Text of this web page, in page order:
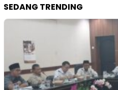
SEDANG TRENDING